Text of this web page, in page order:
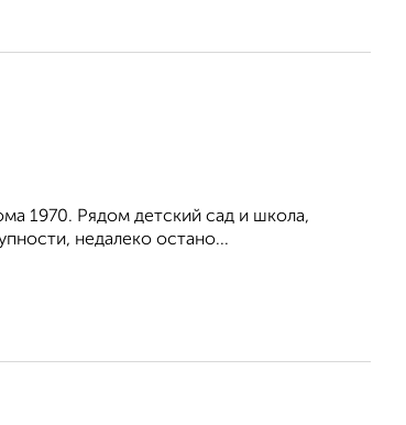
1970. Рядом детский сад и школа,
недалеко остано...